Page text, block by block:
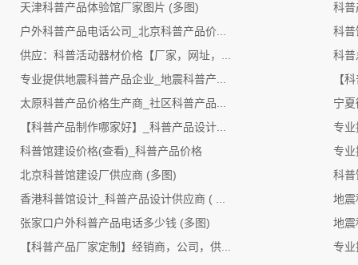
天津科普产品体验馆厂家图片 (多图)
科普
户外科普产品电话公司_北京科普产品价...
科普
供应：科普活动器材价格【厂家，网址，...
科普
专业提供地震科普产品企业_地震科普产...
【
太原科普产品价格生产商_社区科普产品...
宁
【科普产品制作哪家好】_科普产品设计...
专业
科普馆建设价格(查看)_科普产品价格
专业
北京科普馆建设厂供应商 (多图)
科普
香港科普馆设计_科普产品设计供应商 ( ...
地震
张家口户外科普产品电话多少钱 (多图)
地震
【科普产品厂家定制】经销商，公司，供...
专业